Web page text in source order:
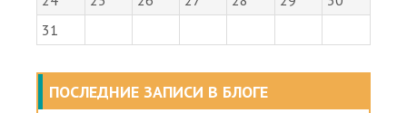
31
ПОСЛЕДНИЕ ЗАПИСИ В БЛОГЕ